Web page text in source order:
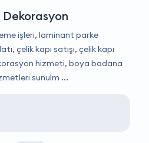
Dekorasyon
işleri, laminant parke
çelik kapı satışı, çelik kapı
hizmeti, boya badana
sunulm ...